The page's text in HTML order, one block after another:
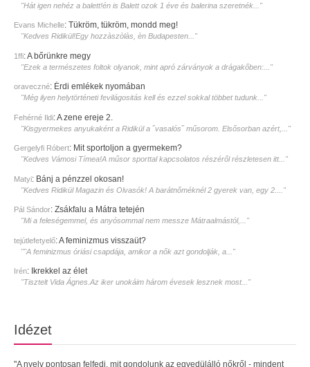
"Hát igen nehéz a balett!én is Balett ozok 1 éve és balerina szeretnék..."
Evans Michelle: Tükröm, tükröm, mondd meg!
"Kedves Ridikül!Egy hozzàszòlàs, èn Budapesten..."
1ffi:A bőrünkre megy
"Ezek a természetes foltok olyanok, mint apró zárványok a drágakőben:..."
oraveczné: Érdi emlékek nyomában
"Még ilyen helytörténeti fevilágositás kell és ezzel sokkal többet tudunk..."
Fehérné Ildi:A zene ereje 2.
"Kisgyermekes anyukaként a Ridikül a ˝vasalós˝ műsorom. Elsősorban azért,..."
Gergelyfi Róbert: Mit sportoljon a gyermekem?
"Kedves Vámosi Tímea!A műsor sporttal kapcsolatos részéről részletesen itt..."
Matyi: Bánj a pénzzel okosan!
"Kedves Ridikül Magazin és Olvasók! A barátnőméknél 2 gyerek van, egy 2...."
Pál Sándor: Zsákfalu a Mátra tetején
"Mi a feleségemmel, és anyósommal nem messze Mátraalmástól,..."
tejútlefetyelő:A feminizmus visszaüt?
""A feminizmus óriási csapdája, amikor a nők azt gondolják, a..."
Irén: Ikrekkel az élet
"Tisztelt Vida Ágnes.Az iker unokáim három évesek lesznek most..."
Idézet
"A nyelv pontosan felfedi, mit gondolunk az egyedülálló nőkről - mindent